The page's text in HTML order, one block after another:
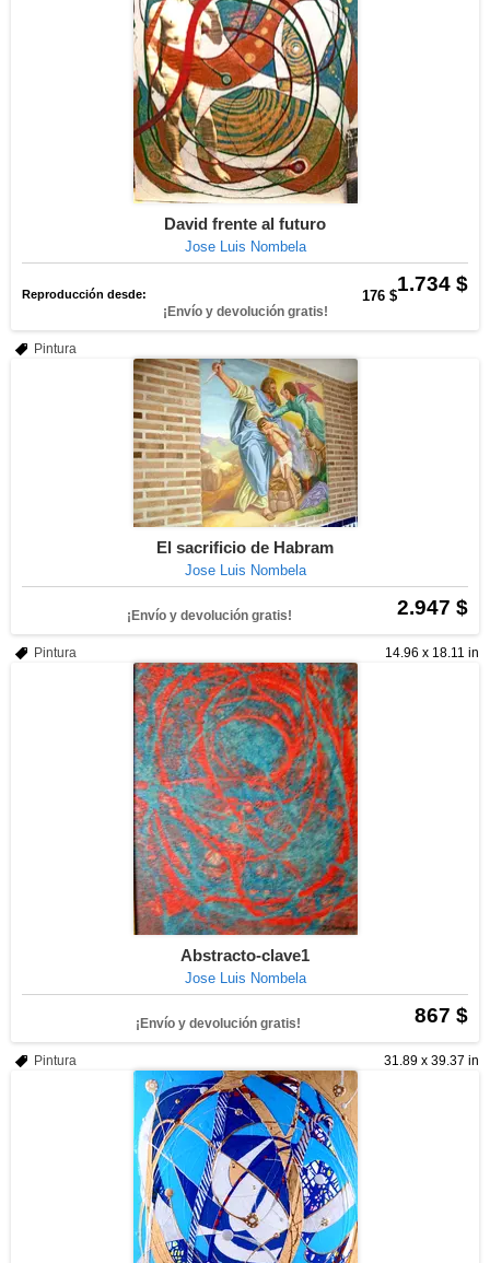
David frente al futuro
Jose Luis Nombela
1.734 $
Reproducción desde: 176 $
¡Envío y devolución gratis!
Pintura
El sacrificio de Habram
Jose Luis Nombela
2.947 $
¡Envío y devolución gratis!
14.96 x 18.11 in
Pintura
Abstracto-clave1
Jose Luis Nombela
867 $
¡Envío y devolución gratis!
31.89 x 39.37 in
Pintura